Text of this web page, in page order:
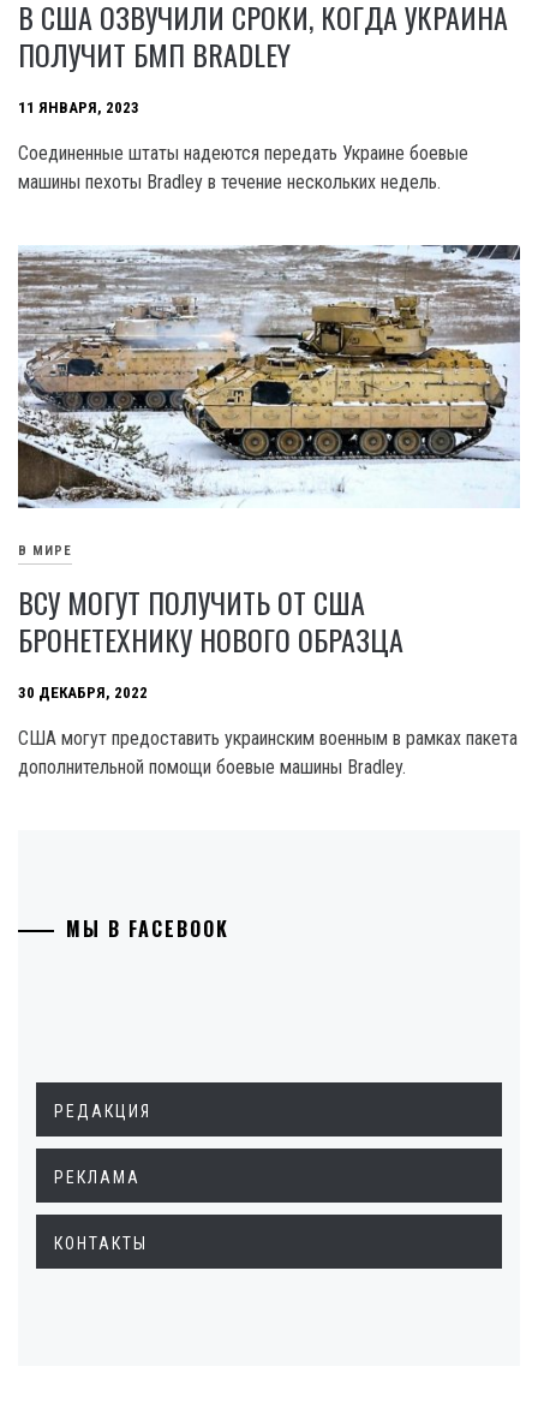
В США ОЗВУЧИЛИ СРОКИ, КОГДА УКРАИНА
ПОЛУЧИТ БМП BRADLEY
11 ЯНВАРЯ, 2023
Соединенные штаты надеются передать Украине боевые
машины пехоты Bradley в течение нескольких недель.
В МИРЕ
ВСУ МОГУТ ПОЛУЧИТЬ ОТ США
БРОНЕТЕХНИКУ НОВОГО ОБРАЗЦА
30 ДЕКАБРЯ, 2022
США могут предоставить украинским военным в рамках пакета
дополнительной помощи боевые машины Bradley.
МЫ В FACEBOOK
РЕДАКЦИЯ
РЕКЛАМА
КОНТАКТЫ